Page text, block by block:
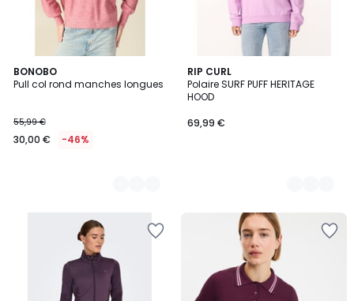
BONOBO
Pull col rond manches longues
55,99 €
30,00 € -46%
3
Couleurs
RIP CURL
Polaire SURF PUFF HERITAGE
HOOD
69,99 €
5
Couleurs